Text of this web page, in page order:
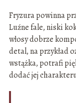
Fryzura powinna
Luźne fale, niski
włosy dobrze
detal, na przykład
wstążka, potrafi
dodać jej